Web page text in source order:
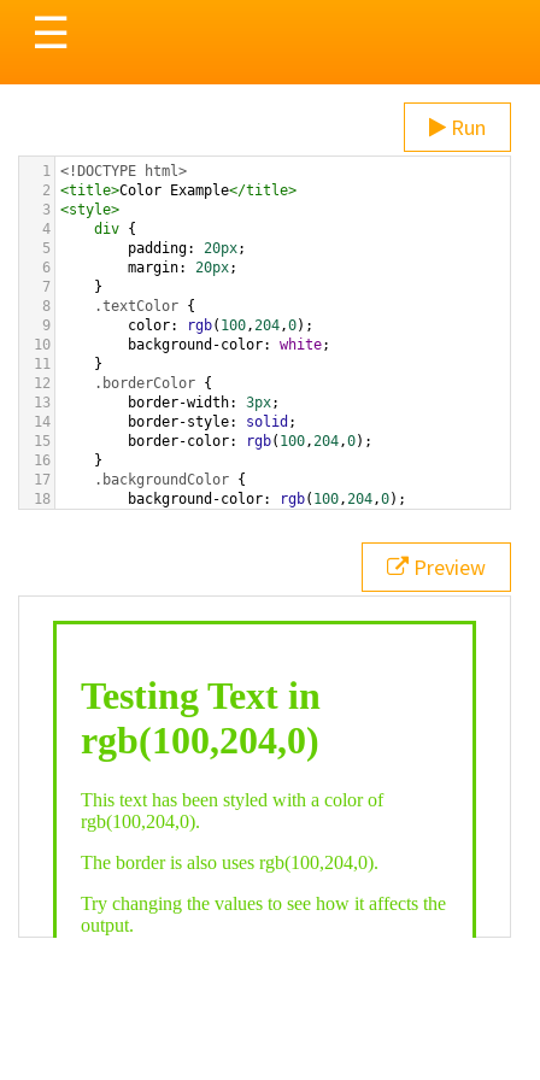
Toggle
navigation
☰
Run
1 <!DOCTYPE html>
2
<title>Color Example</title>
3 <style>
4
div {
5
padding: 20px;
6
margin: 20px;
7
}
8
.textColor {
9
color: rgb( 100,204,0);
10
background-color: white;
11
}
12
.borderColor {
13
border-width: 3px;
14
border-style: solid ;
15
border-color: rgb( 100,204,0);
16
}
17
.backgroundColor {
18
background-color: rgb( 100,204,0);
bottom ,
white, rgb(100,204,0));
div class="textColor borderColor"
< h1>Testing Text in rgb(100,204,0)
Preview